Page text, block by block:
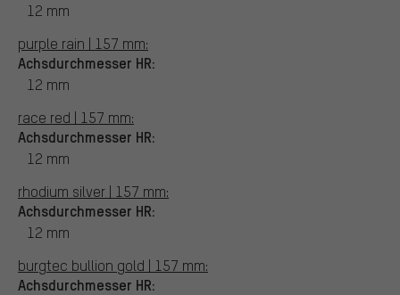
12 mm
purple rain | 157 mm:
Achsdurchmesser HR:
12 mm
race red | 157 mm:
Achsdurchmesser HR:
12 mm
rhodium silver | 157 mm:
Achsdurchmesser HR:
12 mm
burgtec bullion gold | 157 mm:
Achsdurchmesser HR: